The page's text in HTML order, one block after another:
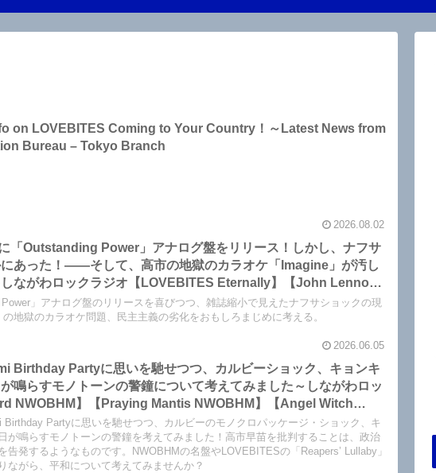
on LOVEBITES Coming to Your Country！～Latest News from
Bureau – Tokyo Branch
2026.08.02
「Outstanding Power」アナログ盤をリリース！しかし、ナフサ
あった！――そして、高市の地獄のカラオケ「Imagine」が汚し
ながわロックラジオ【LOVEBITES Eternally】【John Lennon
Party リクエス
接吻-kiss-】【オリジナル・ラブ 朝日のあたる道】
」アナログ盤のリリースを喜びつつ、雑誌縮小で見えたナフサショックの現
地獄のカラオケ問題、民主主義の劣化をおもしろまじめに考える。
2026.06.05
Birthday Partyに思いを馳せつつ、カルビーショック、キョンキ
鳴らすモノトーンの警鐘について考えてみました～しながわロッ
NWOBHM】【Praying Mantis NWOBHM】【Angel Witch
NWOBHM】【Witchfinder General NWOBHM】【Crucifixion
】【LOVEBITES Reaper’s Lullaby】【LOVEBITES
Asami Birthday Party】
Partyに思いを馳せつつ、カルビーのモノクロパッケージ・ショック、キ
が鳴らすモノトーンの警鐘を考えてみました！高市早苗を批判することは、政治
告発するようなものです。NWOBHMの名盤やLOVEBITESの「Reapers’ Lullaby」
ながら、平和について考えてみませんか？